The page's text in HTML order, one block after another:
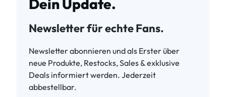
Dein Update.
Newsletter für echte Fans.
Newsletter abonnieren und als Erster über
neue Produkte, Restocks, Sales & exklusive
Deals informiert werden. Jederzeit
abbestellbar.